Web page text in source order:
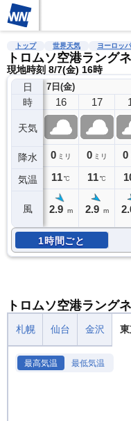
雨雲レーダー 台風情報
トップ 世界天気 ヨーロッパ
トロムソ空港ラング
現地時刻 8/7(金) 16時
日
時
天気
降水
気温
風
7日(金)
16
0 ミリ
11℃
2.9 m
17
0 ミリ
11℃
2.9 m
0
1時間ごと
トロムソ空港ラング
札幌 仙台 金沢
最高気温 最低気温